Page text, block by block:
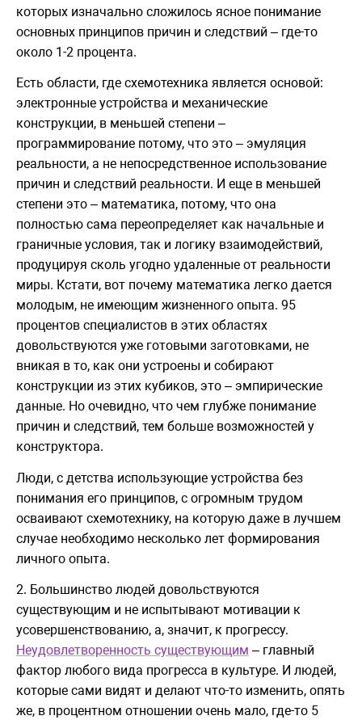
которых изначально сложилось ясное понимание
основных принципов причин и следствий – где-то
около 1-2 процента.
Есть области, где схемотехника является основой:
электронные устройства и механические
конструкции, в меньшей степени –
программирование потому, что это – эмуляция
реальности, а не непосредственное использование
причин и следствий реальности. И еще в меньшей
степени это – математика, потому, что она
полностью сама переопределяет как начальные и
граничные условия, так и логику взаимодействий,
продуцируя сколь угодно удаленные от реальности
миры. Кстати, вот почему математика легко дается
молодым, не имеющим жизненного опыта. 95
процентов специалистов в этих областях
довольствуются уже готовыми заготовками, не
вникая в то, как они устроены и собирают
конструкции из этих кубиков, это – эмпирические
данные. Но очевидно, что чем глубже понимание
причин и следствий, тем больше возможностей у
конструктора.
Люди, с детства использующие устройства без
понимания его принципов, с огромным трудом
осваивают схемотехнику, на которую даже в лучшем
случае необходимо несколько лет формирования
личного опыта.
2. Большинство людей довольствуются
существующим и не испытывают мотивации к
усовершенствованию, а, значит, к прогрессу.
Неудовлетворенность существующим – главный
фактор любого вида прогресса в культуре. И людей,
которые сами видят и делают что-то изменить, опять
же, в процентном отношении очень мало, где-то 5